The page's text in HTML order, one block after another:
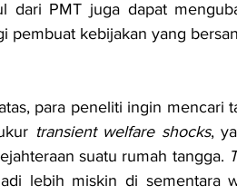
dari PMT juga dapat
pembuat kebijakan yang
para peneliti ingin mencari
transient welfare shocks,
suatu rumah tangga.
lebih miskin di sementara